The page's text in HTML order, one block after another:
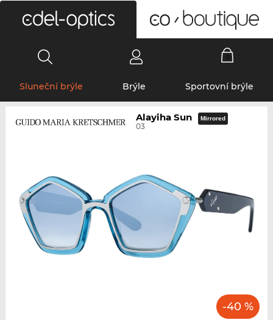
Sluneční brýle Brýle Sportovní brýle
Alayiha Sun
03
Mirrored
-40 %